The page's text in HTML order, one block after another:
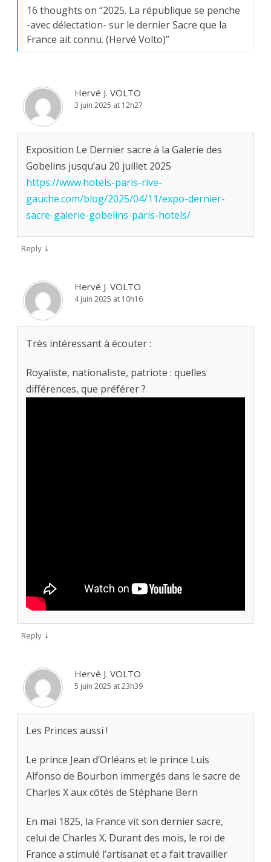
16 thoughts on “2025. La république se penche
-avec délectation- sur le dernier Sacre que la
France ait connu. (Hervé Volto)”
Hervé J. VOLTO
3 juin 2025 at 12h27
Exposition Le Dernier sacre à la Galerie des
Gobelins jusqu’au 20 juillet 2025
https://www.hotels-paris-rive-
gauche.com/blog/2025/04/11/expo-dernier-
sacre-galerie-gobelins-paris-hotels/
Reply ↓
Hervé J. VOLTO
4 juin 2025 at 10h16
Très intéressant à écouter :
Royaliste, nationaliste, patriote : quelles
différences, que préférer ?
Reply ↓
Hervé J. VOLTO
5 juin 2025 at 23h39
Les Princes aussi !
Le prince Jean d’Orléans et le prince Luis
Alfonso de Bourbon immergés dans le sacre de
Charles X aux côtés de Stéphane Bern
En mai 1825, la France vit son dernier sacre,
celui de Charles X. Durant des mois, le roi de
France a stimulé l’artisanat et a fait travailler